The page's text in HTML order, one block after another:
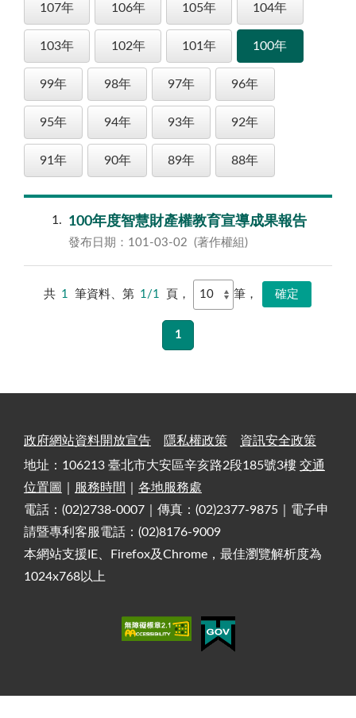
107年 106年 105年 104年
103年 102年 101年 100年
99年 98年 97年 96年
95年 94年 93年 92年
91年 90年 89年 88年
1 100年度智慧財產權教育宣導成果報告
發布日期：101-03-02 (著作權組)
共 1 筆資料、第 1/1 頁， 筆，
1
政府網站資料開放宣告 隱私權政策
資訊安全政策
地址：106213 臺北市大安區辛亥路2段185號3樓 交通
位置圖
服務時間
各地服務處
電話：(02)2738-0007｜傳真：(02)2377-9875｜電子申
請暨專利客服電話：(02)8176-9009
本網站支援IE、Firefox及Chrome，最佳瀏覽解析度為
1024x768以上